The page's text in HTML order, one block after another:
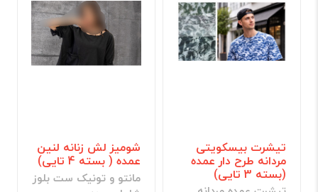
تیشرت بیسکویتی
مردانه طرح دار عمده
(بسته 3 تایی)
شومیز لش زنانه لنین
عمده ( بسته 4 تایی)
مانتو و تونیک ست بلوز